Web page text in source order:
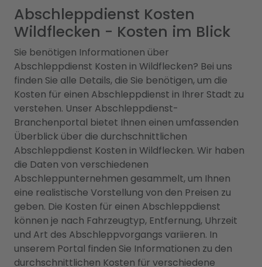
Abschleppdienst Kosten
Wildflecken - Kosten im Blick
Sie benötigen Informationen über
Abschleppdienst Kosten in Wildflecken? Bei uns
finden Sie alle Details, die Sie benötigen, um die
Kosten für einen Abschleppdienst in Ihrer Stadt zu
verstehen. Unser Abschleppdienst-
Branchenportal bietet Ihnen einen umfassenden
Überblick über die durchschnittlichen
Abschleppdienst Kosten in Wildflecken. Wir haben
die Daten von verschiedenen
Abschleppunternehmen gesammelt, um Ihnen
eine realistische Vorstellung von den Preisen zu
geben. Die Kosten für einen Abschleppdienst
können je nach Fahrzeugtyp, Entfernung, Uhrzeit
und Art des Abschleppvorgangs variieren. In
unserem Portal finden Sie Informationen zu den
durchschnittlichen Kosten für verschiedene